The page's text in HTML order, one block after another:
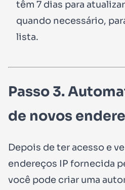
têm 7 dias para
quando necessário,
lista.
Passo 3.
de novos
Depois de ter acesso e
endereços IP fornecida
você pode criar uma